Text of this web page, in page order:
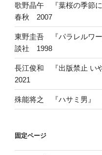
歌野晶午 『葉桜の季節
春秋 2007
東野圭吾 『パラレルワ
談社 1998
長江俊和 『出版禁止 い
2021
殊能将之 『ハサミ男』
固定ページ